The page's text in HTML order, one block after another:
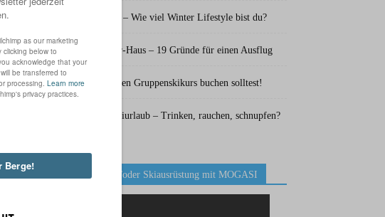
Der Selbsttest – Wie viel Winter Lifestyle bist du?
Alois-Günther-Haus – 19 Gründe für einen Ausflug
Warum du einen Gruppenskikurs buchen solltest!
Drogen im Skiurlaub – Trinken, rauchen, schnupfen?
Skilehrer und/oder Skiausrüstung mit MOGASI